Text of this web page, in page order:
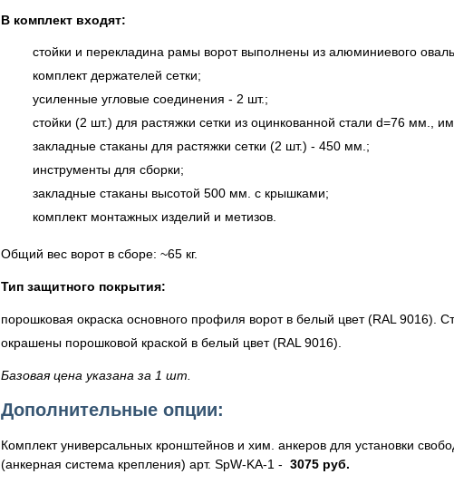
В комплект входят:
стойки и перекладина рамы ворот выполнены из алюминиевого
комплект держателей сетки;
усиленные угловые соединения - 2 шт.;
стойки (2 шт.) для растяжки сетки из оцинкованной стали d=76 мм.,
закладные стаканы для растяжки сетки (2 шт.) - 450 мм.;
инструменты для сборки;
закладные стаканы высотой 500 мм. с крышками;
комплект монтажных изделий и метизов.
Общий вес ворот в сборе: ~65 кг.
Тип защитного покрытия:
порошковая окраска основного профиля ворот в белый цвет (RAL 9016).
окрашены порошковой краской в белый цвет (RAL 9016).
Базовая цена указана за 1 шт.
Дополнительные опции:
Комплект универсальных кронштейнов и хим. анкеров для установки
(анкерная система крепления) арт. SpW-KA-1 - 3075 руб.